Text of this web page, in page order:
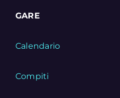
GARE
Calendario
Compiti